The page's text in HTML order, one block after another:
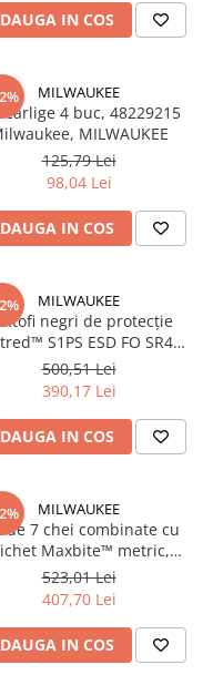
IN COS
MILWAUKEE
carlige 4 buc, 48229215
MILWAUKEE
125,79 Lei
98,04 Lei
IN COS
MILWAUKEE
negri de protecție
S1PS ESD FO SR40,
40/6.5, (4932493692)
500,51 Lei
390,17 Lei
IN COS
MILWAUKEE
de 7 chei combinate cu
Maxbite™ metric,
4932464993 Milwaukee,
MILWAUKEE
523,01 Lei
407,70 Lei
IN COS